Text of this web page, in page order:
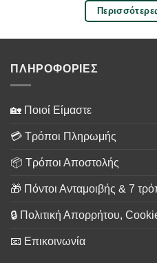
ΠΛΗΡΟΦΟΡΙΕΣ
🏡 Ποιοί Είμαστε
💳 Τρόποι Πληρωμής
📦 Τρόποι Αποστολής
🎁 Πόντοι Ανταμοιβής & 7
🔒 Πολιτική Απορρήτου,
📧 Επικοινωνία